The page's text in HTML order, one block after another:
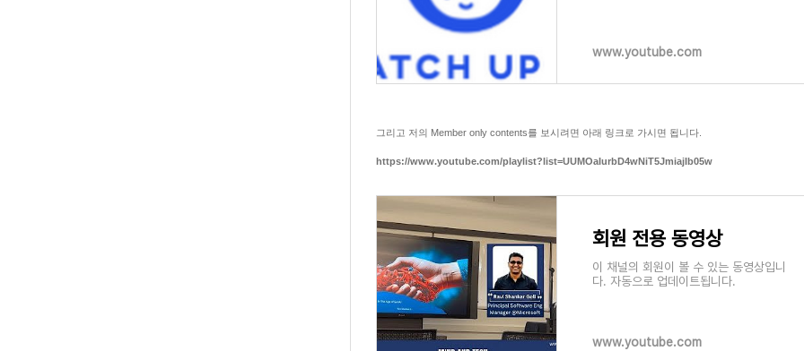
Catch Up AI 는
www.youtube.com
그리고 저의 Member only contents를 보시려면 아래 링크로 가시면 됩니다.
https://www.youtube.com/playlist?list=UUMOaIurbD4wNiT5JmiajIb05w
회원 전용 동영상
이 채널의 회원이 볼 수 있는 동영상입니
다. 자동으로 업데이트됩니다.
www.youtube.com